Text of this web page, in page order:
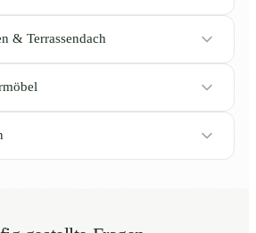
& Terrassendach